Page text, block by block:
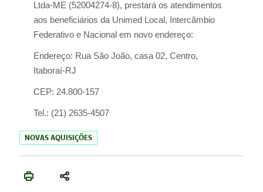
Ltda-ME (52004274-8), prestará os atendimentos
aos beneficiários da Unimed Local, Intercâmbio
Federativo e Nacional em novo endereço:
Endereço: Rua São João, casa 02, Centro,
Itaboraí-RJ
CEP: 24.800-157
Tel.: (21) 2635-4507
NOVAS AQUISIÇÕES